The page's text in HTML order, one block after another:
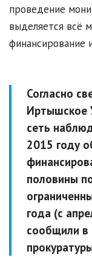
проведение
выделяется всё
финансирование
Согласно
Иртышское
сеть
2015 году
половины
года (с
сообщили в